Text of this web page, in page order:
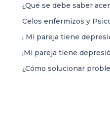
¿Qué se debe saber
Celos enfermizos y
¡ Mi pareja tiene
¡Mi pareja tiene
¿Cómo solucionar